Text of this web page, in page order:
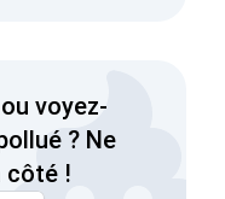
voyez-
? Ne
côté !